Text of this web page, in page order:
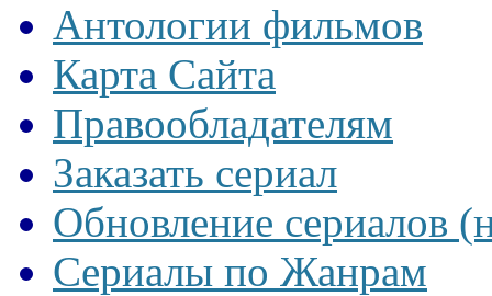
Антологии фильмов
Карта Сайта
Правообладателям
Заказать сериал
Обновление сериалов
Сериалы по Жанрам